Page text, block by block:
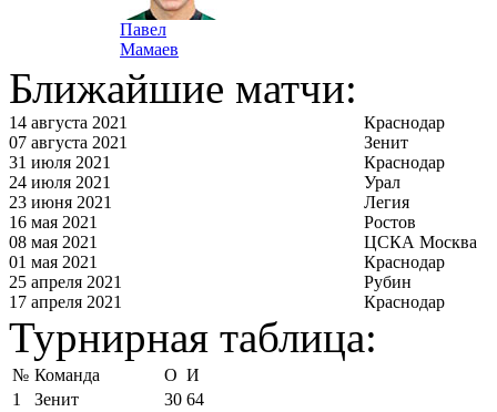
Павел
Мамаев
Ближайшие матчи:
14 августа 2021
Краснодар
07 августа 2021
Зенит
31 июля 2021
Краснодар
24 июля 2021
Урал
23 июня 2021
Легия
16 мая 2021
Ростов
08 мая 2021
ЦСКА Москва
01 мая 2021
Краснодар
25 апреля 2021
Рубин
17 апреля 2021
Краснодар
Турнирная таблица:
№ Команда О И
1
Зенит 30 64